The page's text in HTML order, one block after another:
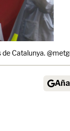
Catalunya.